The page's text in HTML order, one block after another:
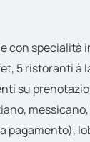
con specialità
5 ristoranti à
su
pagamento),